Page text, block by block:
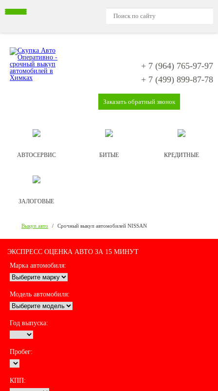
+ 7 (964) 765-97-97
+ 7 (499) 899-87-78
Заказать обратный звонок
АВТОСЕРВИС БИТЫЕ КРЕДИТНЫЕ
ЗАЛОГОВЫЕ
Выкуп авто / Срочный выкуп автомобилей NISSAN
ЭКСПРЕСС ОЦЕНКА АВТО ЗА 15 МИНУТ
Марка автомобиля:
Модель автомобиля:
Год выпуска:
Пробег:
КПП: